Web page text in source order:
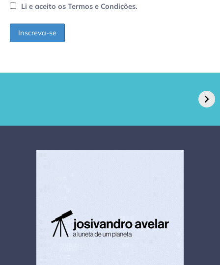
Li e aceito os Termos e Condições.
caso de superfungo